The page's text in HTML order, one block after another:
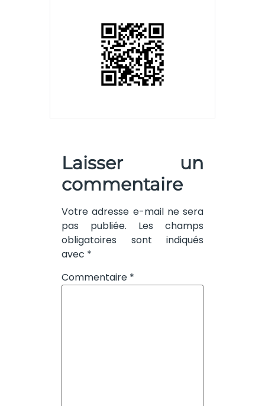
Laisser un
commentaire
Votre adresse e-mail ne sera
pas publiée.
Les champs
obligatoires sont indiqués
avec *
Commentaire *